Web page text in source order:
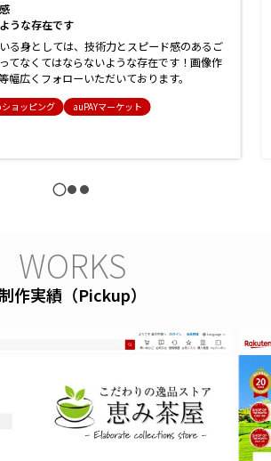
うな存在です
る身としては、技術力とスピード感のあるご
てなくてはならないような存在です！画像作
幅広くフォローいただいております。
ョッピング auPAYマーケット
WORKS
作実績（Pickup）